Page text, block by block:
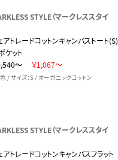
STYLE（マークレススタイ
アトレードコットンキャンバストート(S)
ケット
～
￥1,067～
/ サイズ：S / オーガニックコットン
STYLE（マークレススタイ
アトレードコットンキャンバスフラット